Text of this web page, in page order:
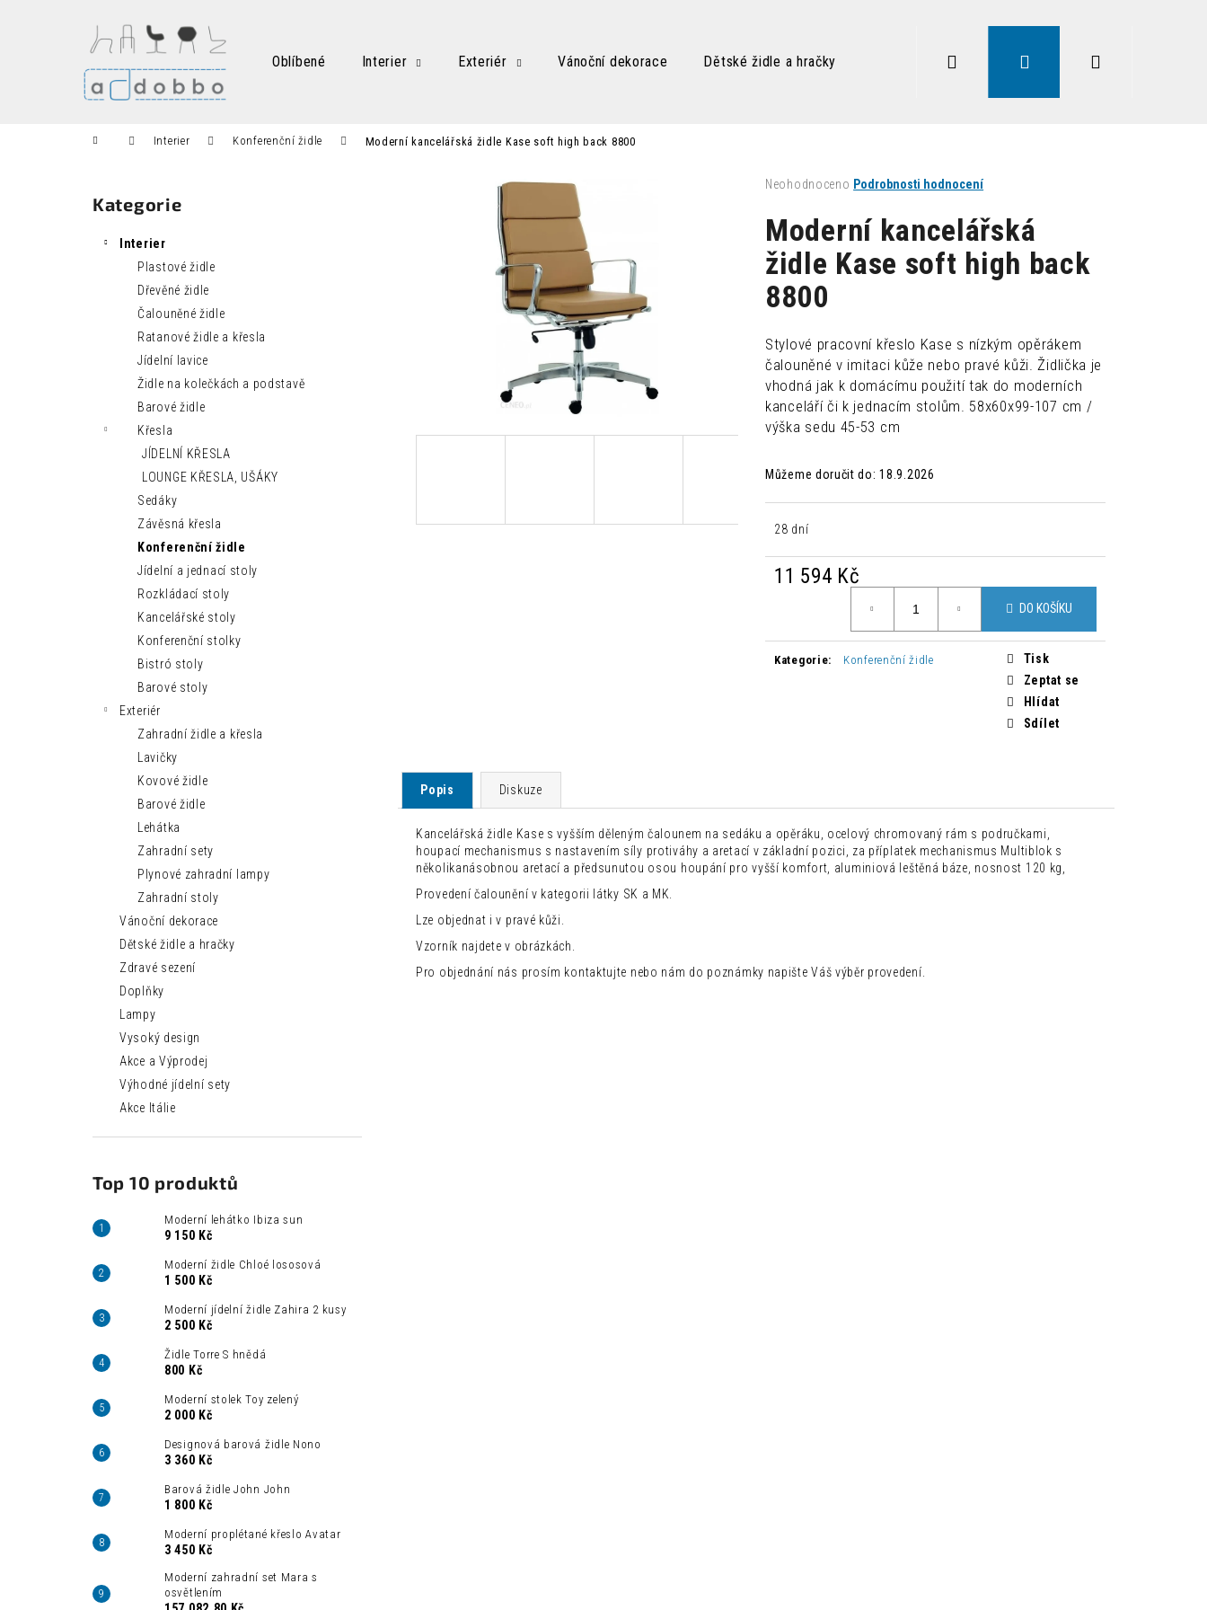
Oblíbené Interier Exteriér Vánoční dekorace Dětské židle a hračky Zdravé sezení Doplňky Lampy
Přihlášení
Domů Interier Konferenční židle Moderní kancelářská židle Kase soft high back 8800
Přeskočit
kategorie
Kategorie
Interier
Plastové židle
Dřevěné židle
Čalouněné židle
Ratanové židle a křesla
Jídelní lavice
Židle na kolečkách a podstavě
Barové židle
Křesla
JÍDELNÍ KŘESLA
LOUNGE KŘESLA, UŠÁKY
Sedáky
Závěsná křesla
Konferenční židle
Jídelní a jednací stoly
Rozkládací stoly
Kancelářské stoly
Konferenční stolky
Bistró stoly
Barové stoly
Exteriér
Zahradní židle a křesla
Lavičky
Kovové židle
Barové židle
Lehátka
Zahradní sety
Plynové zahradní lampy
Zahradní stoly
Vánoční dekorace
Dětské židle a hračky
Zdravé sezení
Doplňky
Lampy
Vysoký design
Akce a Výprodej
Výhodné jídelní sety
Akce Itálie
Top 10 produktů
Moderní lehátko Ibiza sun
9 150 Kč
Moderní židle Chloé lososová
1 500 Kč
Moderní jídelní židle Zahira 2 kusy
2 500 Kč
Židle Torre S hnědá
800 Kč
Moderní stolek Toy zelený
2 000 Kč
Designová barová židle Nono
3 360 Kč
Barová židle John John
1 800 Kč
Moderní proplétané křeslo Avatar
3 450 Kč
Moderní zahradní set Mara s
osvětlením
Průměrné
produktu
je
0,0
z
5
hvězdiček.
Neohodnoceno Podrobnosti hodnocení
Moderní kancelářská
židle Kase soft high back
8800
Stylové pracovní křeslo Kase s nízkým opěrákem
čalouněné v imitaci kůže nebo pravé kůži. Židlička je
vhodná jak k domácímu použití tak do moderních
kanceláří či k jednacím stolům. 58x60x99-107 cm /
výška sedu 45-53 cm
Můžeme doručit do: 18.9.2026
28 dní
11 594 Kč
DO KOŠÍKU
Kategorie: Konferenční židle
Tisk
Zeptat se
Hlídat
Sdílet
Popis Diskuze
Kancelářská židle Kase s vyšším děleným čalounem na sedáku a opěráku, ocelový chromovaný rám s područkami,
houpací mechanismus s nastavením síly protiváhy a aretací v základní pozici, za příplatek mechanismus Multiblok s
několikanásobnou aretací a předsunutou osou houpání pro vyšší komfort, aluminiová leštěná báze, nosnost 120 kg,
Provedení čalounění v kategorii látky SK a MK.
Lze objednat i v pravé kůži.
Vzorník najdete v obrázkách.
Pro objednání nás prosím kontaktujte nebo nám do poznámky napište Váš výběr provedení.
Doporučujeme
Následující
MODERNÍ LEHÁTKO IBIZA SUN
9 150 Kč
MODERNÍ ŽIDLE CHLOÉ LOSOSOVÁ
1 500 Kč
MODERNÍ JÍDELNÍ ŽIDLE ZAHIRA 2 KUSY
2 500 Kč